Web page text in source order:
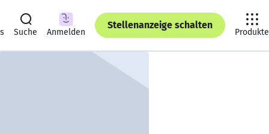
Suche Anmelden
Stellenanzeige schalten
Produkte